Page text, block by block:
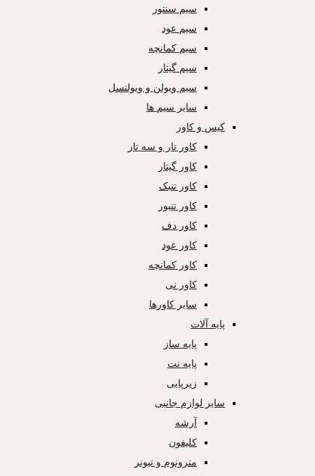
سیم سنتور
سیم عود
سیم کمانچه
سیم گیتار
سیم ویولن و ویولنسل
سایر سیم ها
کیس و کاور
کاور تار و سه تار
کاور گیتار
کاور تنبک
کاور تنبور
کاور دف
کاور عود
کاور کمانچه
کاور نی
سایر کاورها
پایه آلات
پایه ساز
پایه نت
زیرپایی
سایر لوازم جانبی
آرشه
کلیفون
مترونوم و تیونر